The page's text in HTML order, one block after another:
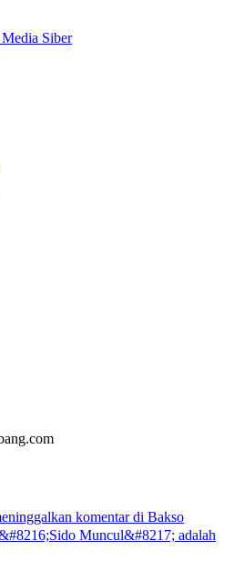
Siber
komentar di Bakso
Muncul&#8217; adalah